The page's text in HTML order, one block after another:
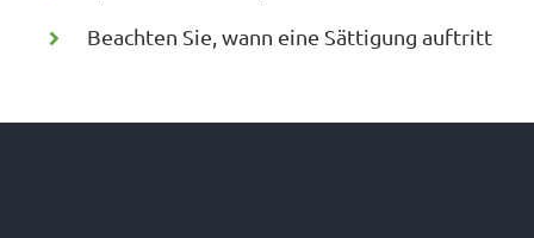
Beachten Sie, wann eine Sättigung auftritt